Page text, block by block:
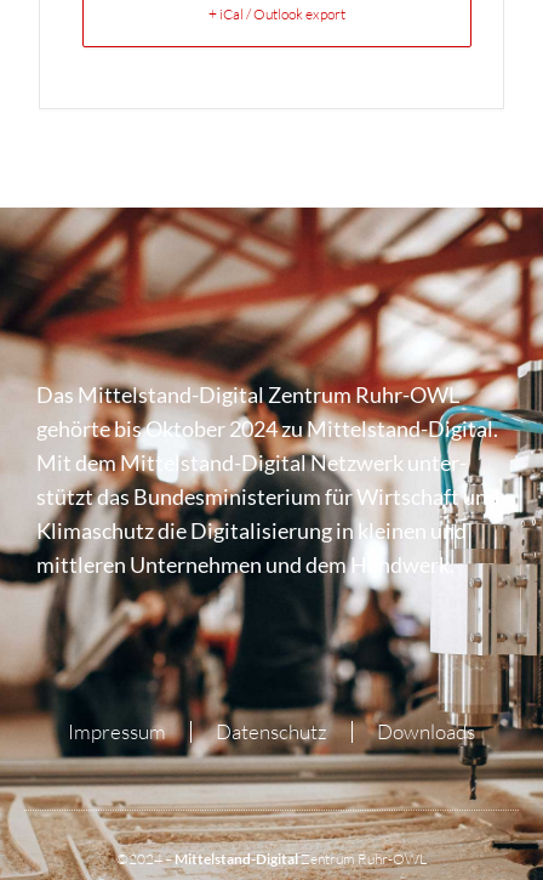
+ iCal / Outlook export
Das Mittel­stand-Digital Zentrum Ruhr-OWL
gehörte bis Oktober 2024 zu Mittel­stand-Digital.
Mit dem Mittel­stand-Digital Netzwerk unter­
stützt das Bundes­mi­nis­te­rium für Wirt­schaft und
Klima­schutz die Digi­ta­li­sie­rung in kleinen und
mittleren Unter­nehmen und dem Handwerk.
Impressum Datenschutz Downloads
©2024 –Mittelstand-DigitalZentrum Ruhr-OWL